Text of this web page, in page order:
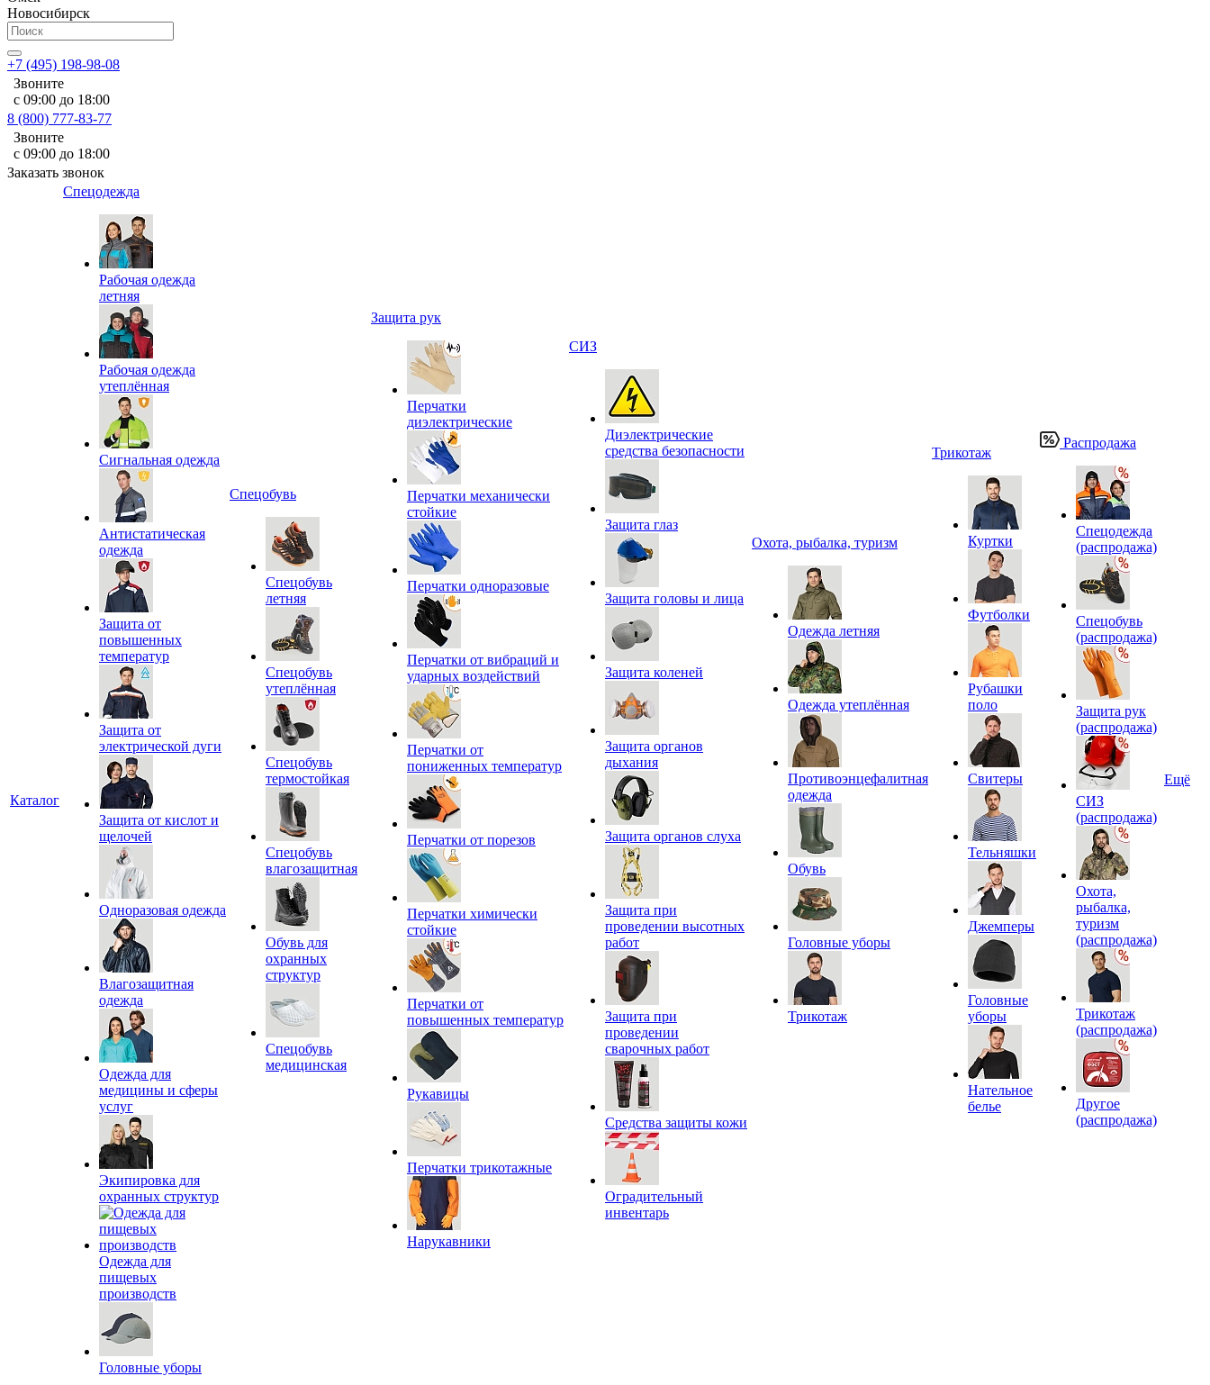
Новосибирск
+7 (495) 198-98-08
Звоните
с 09:00 до 18:00
8 (800) 777-83-77
Звоните
с 09:00 до 18:00
Заказать звонок
Каталог
Спецодежда
Рабочая одежда
летняя
Рабочая одежда
утеплённая
Сигнальная одежда
Антистатическая
одежда
Защита от
повышенных
температур
Защита от
электрической дуги
Защита от кислот и
щелочей
Одноразовая одежда
Влагозащитная
одежда
Одежда для
медицины и сферы
услуг
Экипировка для
охранных структур
Одежда для
пищевых
производств
Головные уборы
Спецобувь
Спецобувь
летняя
Спецобувь
утеплённая
Спецобувь
термостойкая
Спецобувь
влагозащитная
Обувь для
охранных
структур
Спецобувь
медицинская
Защита рук
Перчатки
диэлектрические
Перчатки механически
стойкие
Перчатки одноразовые
Перчатки от вибраций и
ударных воздействий
Перчатки от
пониженных температур
Перчатки от порезов
Перчатки химически
стойкие
Перчатки от
повышенных температур
Рукавицы
Перчатки трикотажные
Нарукавники
СИЗ
Диэлектрические
средства безопасности
Защита глаз
Защита головы и лица
Защита коленей
Защита органов
дыхания
Защита органов слуха
Защита при
проведении высотных
работ
Защита при
проведении
сварочных работ
Средства защиты кожи
Оградительный
инвентарь
Охота, рыбалка, туризм
Одежда летняя
Одежда утеплённая
Противоэнцефалитная
одежда
Обувь
Головные уборы
Трикотаж
Трикотаж
Куртки
Футболки
Рубашки
поло
Свитеры
Тельняшки
Джемперы
Головные
уборы
Нательное
белье
Распродажа
Спецодежда
(распродажа)
Спецобувь
(распродажа)
Защита рук
(распродажа)
СИЗ
(распродажа)
Охота,
рыбалка,
туризм
(распродажа)
Трикотаж
(распродажа)
Другое
(распродажа)
Ещё